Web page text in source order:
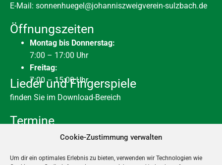
Cookie-Zustimmung verwalten
Um dir ein optimales Erlebnis zu bieten, verwenden wir Technologien wie
E-Mail: sonnenhuegel@johanniszweigverein-sulzbach.de
Öffnungszeiten
Montag bis Donnerstag:
7:00 – 17:00 Uhr
Freitag:
7:00 – 15:00 Uhr
Lieder und Fingerspiele
finden Sie im Download-Bereich
Termine
AUG. 10. August-28. August